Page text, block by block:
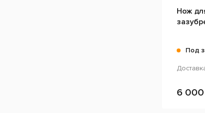
Нож
Под
6 000